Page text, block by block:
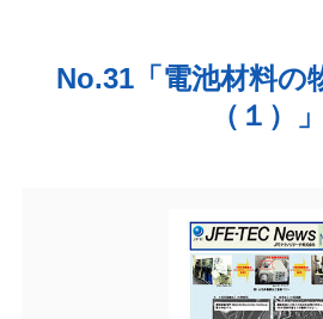
No.31「電池材料の
（１）」